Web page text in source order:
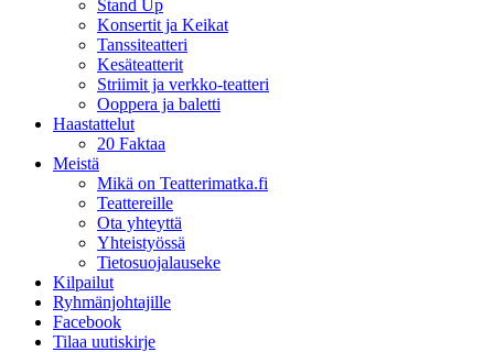
Stand Up
Konsertit ja Keikat
Tanssiteatteri
Kesäteatterit
Striimit ja verkko-teatteri
Ooppera ja baletti
Haastattelut
20 Faktaa
Meistä
Mikä on Teatterimatka.fi
Teattereille
Ota yhteyttä
Yhteistyössä
Tietosuojalauseke
Kilpailut
Ryhmänjohtajille
Facebook
Tilaa uutiskirje